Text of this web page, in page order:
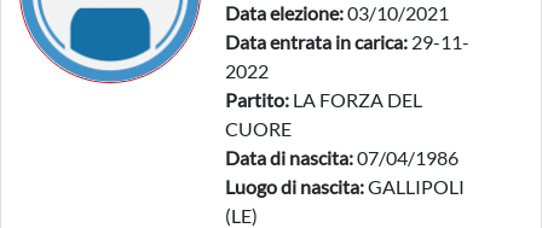
Data elezione:03/10/2021
Data entrata in carica: 29-11-
2022
Partito: LA FORZA DEL
CUORE
Data di nascita:07/04/1986
Luogo di nascita:GALLIPOLI
(LE)